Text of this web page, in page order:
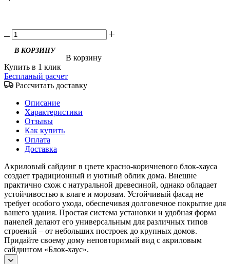
В корзину
Купить в 1 клик
Беспланый расчет
Рассчитать доставку
Описание
Характеристики
Отзывы
Как купить
Оплата
Доставка
Акриловый сайдинг в цвете красно-коричневого блок-хауса
создает традиционный и уютный облик дома. Внешне
практично схож с натуральной древесиной, однако обладает
устойчивостью к влаге и морозам. Устойчивый фасад не
требует особого ухода, обеспечивая долговечное покрытие для
вашего здания. Простая система установки и удобная форма
панелей делают его универсальным для различных типов
строений – от небольших построек до крупных домов.
Придайте своему дому неповторимый вид с акриловым
сайдингом «Блок-хаус».